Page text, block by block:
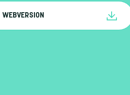
WEBVERSION